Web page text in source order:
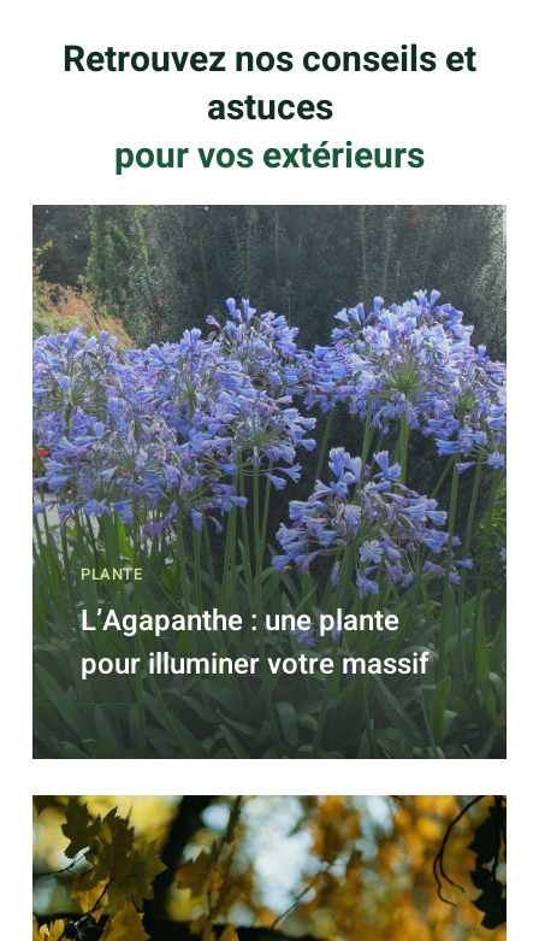
Retrouvez nos conseils et
astuces
pour vos extérieurs
PLANTE
L’Agapanthe : une plante
pour illuminer votre massif